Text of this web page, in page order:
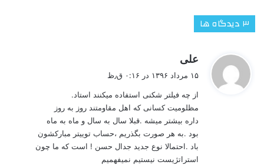
‫۳ دیدگاه ها
علی
:
۱۵ مرداد ۱۳۹۶ در ۰:۱۶ ق٫ظ
از چه فیلتر شکنی استفاده میکنند استاد.
مظلومیت کسانی که اهل مقاومتند روز به روز
داره بیشتر میشه .قبلا سال به سال و ماه به ماه
بود .به هر صورت بگذریم ،حساب توییتر مبارکشون
باد .احتمالا نوع جدید جدال حسن ! است که ما چون
استراتژیست نیستیم نمیفهمیم